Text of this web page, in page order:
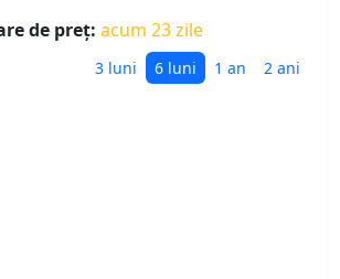
de preț: acum 23 zile
3 luni 6 luni 1 an 2 ani